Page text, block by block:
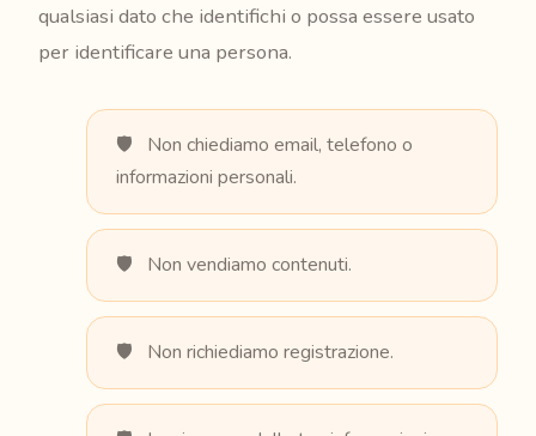
qualsiasi dato che identifichi o possa essere usato
per identificare una persona.
Non chiediamo email, telefono o
informazioni personali.
Non vendiamo contenuti.
Non richiediamo registrazione.